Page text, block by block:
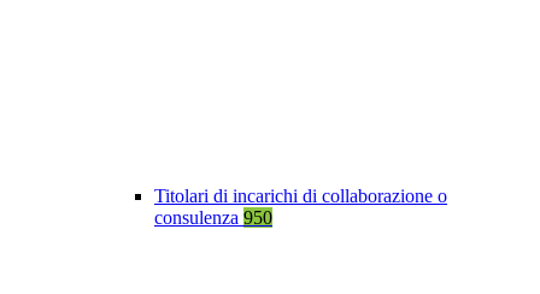
Titolari di incarichi di collaborazione o
consulenza 950